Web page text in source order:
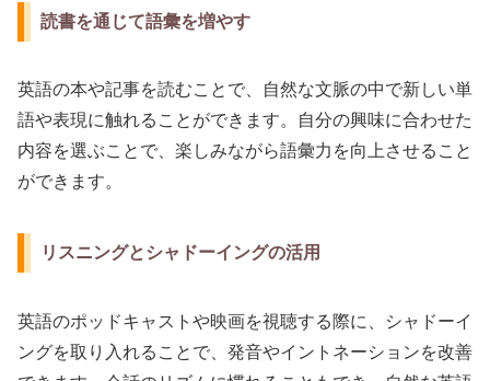
読書を通じて語彙を増やす
英語の本や記事を読むことで、自然な文脈の中で新しい単
語や表現に触れることができます。自分の興味に合わせた
内容を選ぶことで、楽しみながら語彙力を向上させること
ができます。
リスニングとシャドーイングの活用
英語のポッドキャストや映画を視聴する際に、シャドーイ
ングを取り入れることで、発音やイントネーションを改善